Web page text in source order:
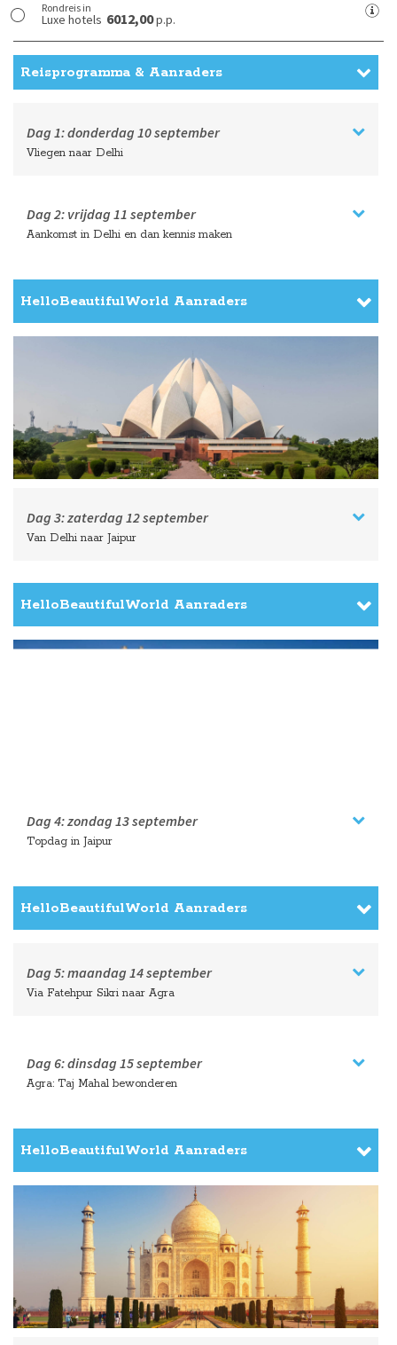
Rondreis in
Luxe hotels 6012,00p.p.
Reisprogramma & Aanraders
Dag 1:donderdag 10 september
Vliegen naar Delhi
Dag 2: vrijdag 11 september
Aankomst in Delhi en dan kennis maken
HelloBeautifulWorld Aanraders
Dag 3:zaterdag 12 september
Van Delhi naar Jaipur
HelloBeautifulWorld Aanraders
Dag 4:zondag 13 september
Topdag in Jaipur
HelloBeautifulWorld Aanraders
Dag 5:maandag 14 september
Via Fatehpur Sikri naar Agra
dinsdag 15 september
Agra: Taj Mahal bewonderen
HelloBeautifulWorld Aanraders